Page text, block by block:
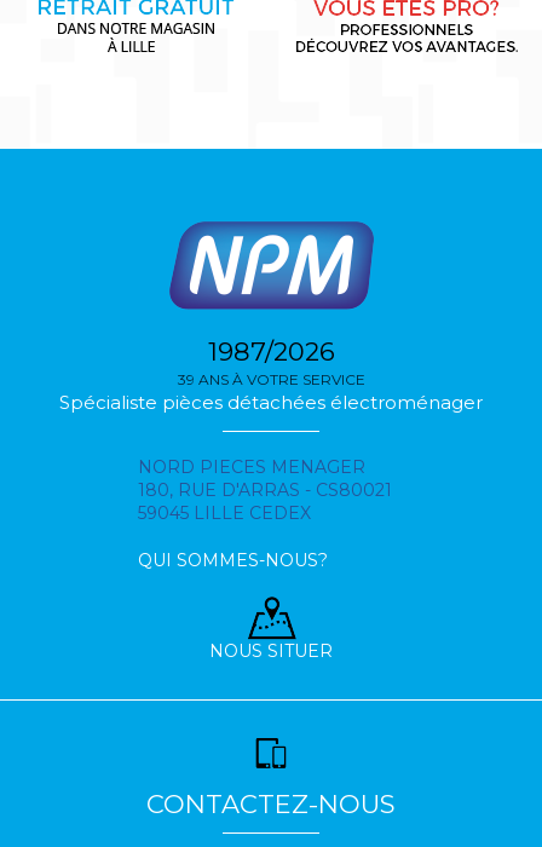
1987/2026
39 ANS À VOTRE SERVICE
Spécialiste pièces détachées électroménager
NORD PIECES MENAGER
180, RUE D'ARRAS - CS80021
59045 LILLE CEDEX
QUI SOMMES-NOUS?
NOUS SITUER
CONTACTEZ-NOUS